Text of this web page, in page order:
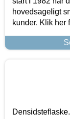
hovedsageligt
kunder. Klik her